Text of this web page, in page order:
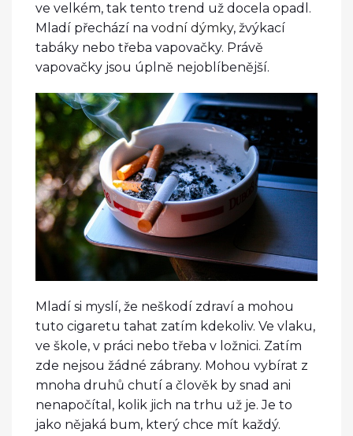
ve velkém, tak tento trend už docela opadl.
Mladí přechází na vodní dýmky, žvýkací
tabáky nebo třeba vapovačky. Právě
vapovačky jsou úplně nejoblíbenější.
Mladí si myslí, že neškodí zdraví a mohou
tuto cigaretu tahat zatím kdekoliv. Ve vlaku,
ve škole, v práci nebo třeba v ložnici. Zatím
zde nejsou žádné zábrany. Mohou vybírat z
mnoha druhů chutí a člověk by snad ani
nenapočítal, kolik jich na trhu už je. Je to
jako nějaká bum, který chce mít každý.